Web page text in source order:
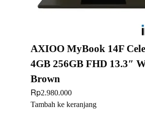
AXIOO MyBook 14F
4GB 256GB FHD 13.3″
Brown
Rp2.980.000
Tambah ke keranjang